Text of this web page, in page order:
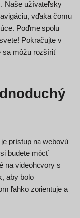
Naše užívateľsky
vďaka čomu
Poďme spolu
Pokračujte v
sa môžu rozšíriť
prístup na webovú
budete môcť
na videohovory s
aby bolo
ľahko zorientuje a